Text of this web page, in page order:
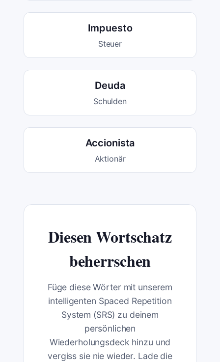
Impuesto
Steuer
Deuda
Schulden
Accionista
Aktionär
Diesen Wortschatz
beherrschen
Füge diese Wörter mit unserem
intelligenten Spaced Repetition
System (SRS) zu deinem
persönlichen
Wiederholungsdeck hinzu und
vergiss sie nie wieder. Lade die